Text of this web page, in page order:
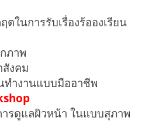
ตในการรับเรื่องร้อองเรียน
ภาพ
สังคม
ำงานแบบมืออาชีพ
ารดูแลผิวหน้า ในแบบสุภาพ